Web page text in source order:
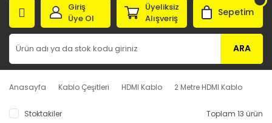
ARA
Giriş
Üye Ol
Üyeliksiz
Alışveriş
Sepetim
Anasayfa Kablo Çeşitleri HDMI Kablo 2 Metre HDMI Kablo
Stoktakiler Toplam 13 ürün